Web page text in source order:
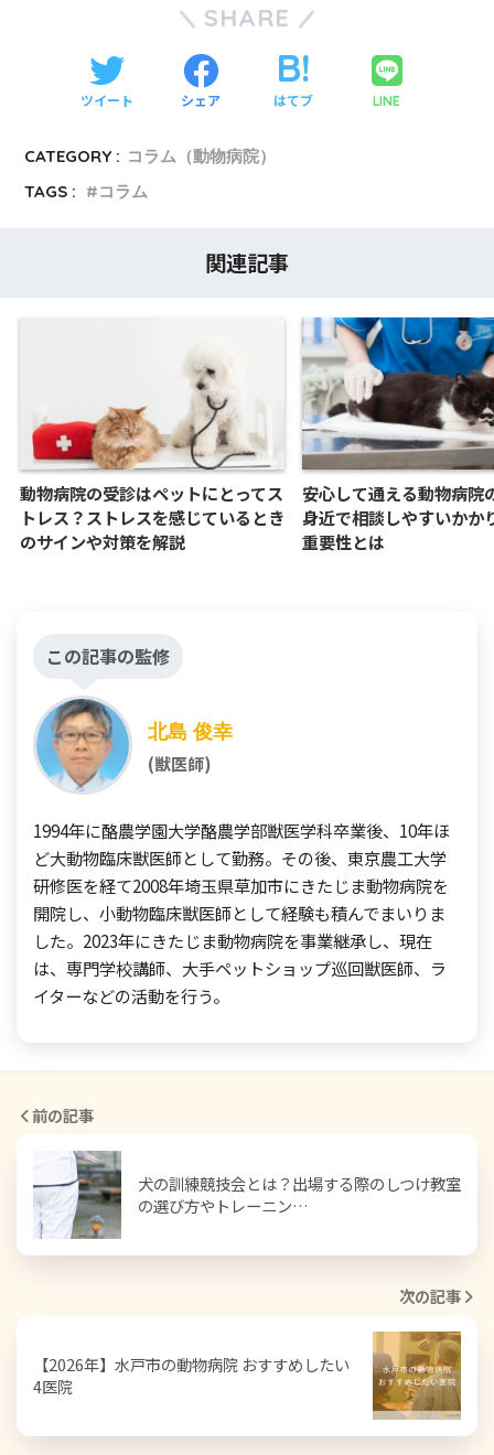
SHARE
ツイート シェア はてブ LINE
CATEGORY : コラム（動物病院）
TAGS :
コラム
関連記事
動物病院の受診はペットにとってス
トレス？ストレスを感じているとき
のサインや対策を解説
安心して通える動物病院
身近で相談しやすいかか
重要性とは
この記事の監修
北島 俊幸
(獣医師)
1994年に酪農学園大学酪農学部獣医学科卒業後、10年ほ
ど大動物臨床獣医師として勤務。その後、東京農工大学
研修医を経て2008年埼玉県草加市にきたじま動物病院を
開院し、小動物臨床獣医師として経験も積んでまいりま
した。2023年にきたじま動物病院を事業継承し、現在
は、専門学校講師、大手ペットショップ巡回獣医師、ラ
イターなどの活動を行う。
前の記事
犬の訓練競技会とは？出場する際のしつけ教室
の選び方やトレーニン…
次の記事
【2026年】水戸市の動物病院 おすすめしたい
4医院